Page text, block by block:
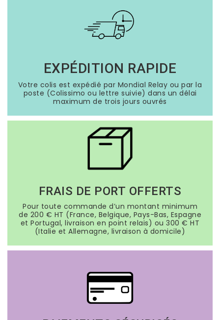
EXPÉDITION RAPIDE
Votre colis est expédié par Mondial Relay ou par la
poste (Colissimo ou lettre suivie) dans un délai
maximum de trois jours ouvrés
FRAIS DE PORT OFFERTS
Pour toute commande d’un montant minimum
de 200 € HT (France, Belgique, Pays-Bas, Espagne
et Portugal, livraison en point relais) ou 300 € HT
(Italie et Allemagne, livraison à domicile)